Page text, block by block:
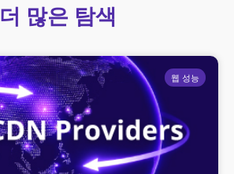
더 많은 탐색
웹 성능